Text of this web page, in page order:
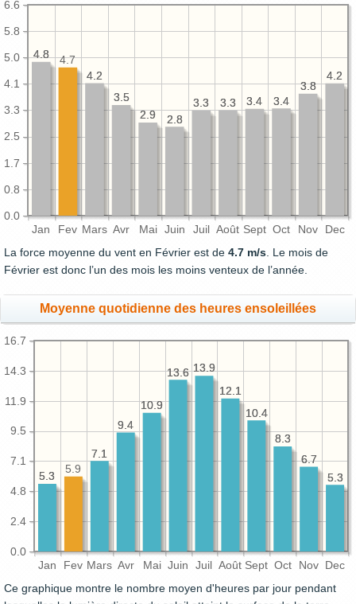
Jan Fev Mars Avr Mai Juin Juil Août Sept Oct Nov Dec
0.0
0.8
1.7
2.5
3.3
4.1
5.0
5.8
6.6
4.2
3.8
3.4
3.4
3.3
3.3
2.8
2.9
3.5
4.2
4.8
4.2
3.8
3.4
3.4
3.3
3.3
2.8
2.9
3.5
4.2
4.7
4.8
La force moyenne du vent en Février est de 4.7 m/s. Le mois de
Février est donc l’un des mois les moins venteux de l’année.
Moyenne quotidienne des heures ensoleillées
Jan Fev Mars Avr Mai Juin Juil Août Sept Oct Nov Dec
0.0
2.4
4.8
7.1
9.5
11.9
14.3
16.7
5.3
6.7
8.3
10.4
12.1
13.9
13.6
10.9
9.4
7.1
5.3
5.3
6.7
8.3
10.4
12.1
13.9
13.6
10.9
9.4
7.1
5.9
5.3
Ce graphique montre le nombre moyen d'heures par jour pendant